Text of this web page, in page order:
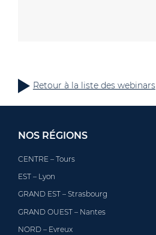
Retour à la liste des webinars
NOS RÉGIONS
CENTRE – Tours
EST – Lyon
GRAND EST – Strasbourg
GRAND OUEST – Nantes
NORD – Evreux